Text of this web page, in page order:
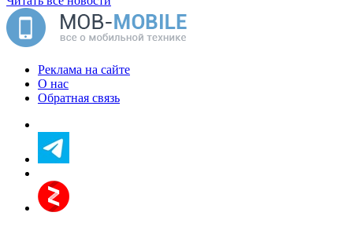
Реклама на сайте
О нас
Обратная связь